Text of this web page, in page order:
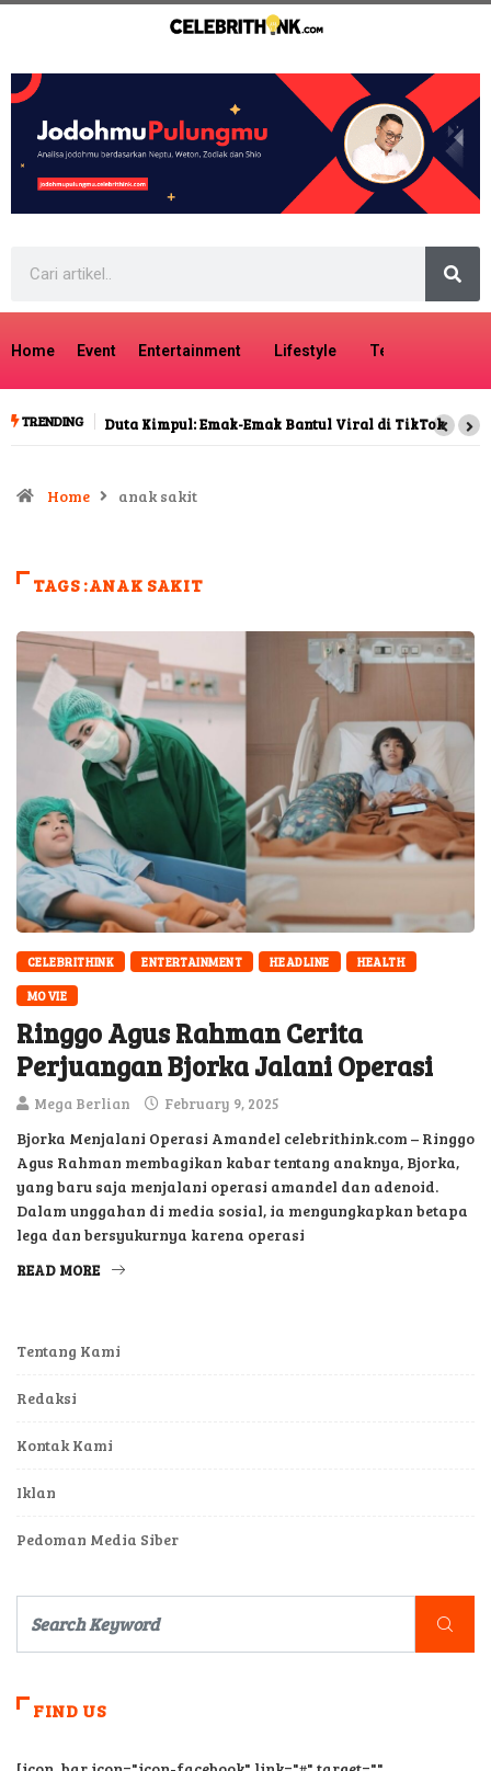
Home Event Entertainment Lifestyle Tech
TRENDING Duta Kimpul: Emak-Emak Bantul Viral di TikTok
Home anak sakit
TAGS :ANAK SAKIT
CELEBRITHINK ENTERTAINMENT HEADLINE HEALTH
MOVIE
Ringgo Agus Rahman Cerita
Perjuangan Bjorka Jalani Operasi
Mega Berlian February 9, 2025
Bjorka Menjalani Operasi Amandel celebrithink.com – Ringgo
Agus Rahman membagikan kabar tentang anaknya, Bjorka,
yang baru saja menjalani operasi amandel dan adenoid.
Dalam unggahan di media sosial, ia mengungkapkan betapa
lega dan bersyukurnya karena operasi
READ MORE
Tentang Kami
Redaksi
Kontak Kami
Iklan
Pedoman Media Siber
FIND US